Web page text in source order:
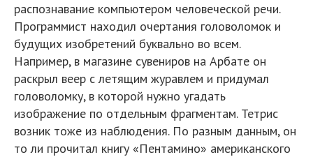
распознавание компьютером человеческой речи.
Программист находил очертания головоломок и
будущих изобретений буквально во всем.
Например, в магазине сувениров на Арбате он
раскрыл веер с летящим журавлем и придумал
головоломку, в которой нужно угадать
изображение по отдельным фрагментам. Тетрис
возник тоже из наблюдения. По разным данным, он
то ли прочитал книгу «Пентамино» американского